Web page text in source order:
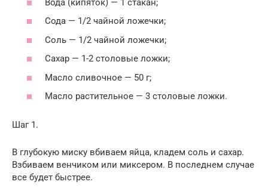
Вода (кипяток) — 1 стакан;
Сода — 1/2 чайной ложечки;
Соль — 1/2 чайной ложечки;
Сахар — 1-2 столовые ложки;
Масло сливочное — 50 г;
Масло растительное — 3 столовые ложки.
Шаг 1.
В глубокую миску вбиваем яйца, кладем соль и сахар.
Взбиваем венчиком или миксером. В последнем случае
все будет быстрее.